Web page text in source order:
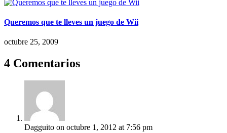
Queremos que te lleves un juego de Wii
octubre 25, 2009
4 Comentarios
Dagguito on octubre 1, 2012 at 7:56 pm